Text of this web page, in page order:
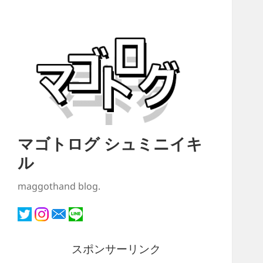
マゴトログ シュミニイキ
ル
maggothand blog.
スポンサーリンク